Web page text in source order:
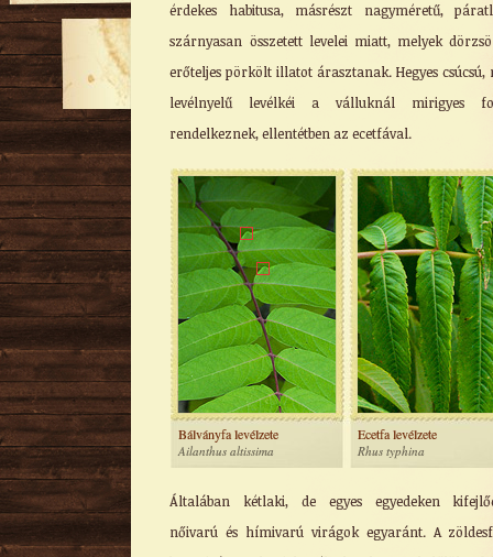
érdekes habitusa, másrészt nagyméretű,
szárnyasan összetett levelei miatt, melyek
erőteljes pörkölt illatot árasztanak. Hegyes csúcsú,
levélnyelű levélkéi a válluknál mirigyes
rendelkeznek, ellentétben az ecetfával.
Bálványfa levélzete
Ailanthus altissima
Ecetfa levélzete
Rhus typhina
Általában kétlaki, de egyes egyedeken
nőivarú és hímivarú virágok egyaránt. A